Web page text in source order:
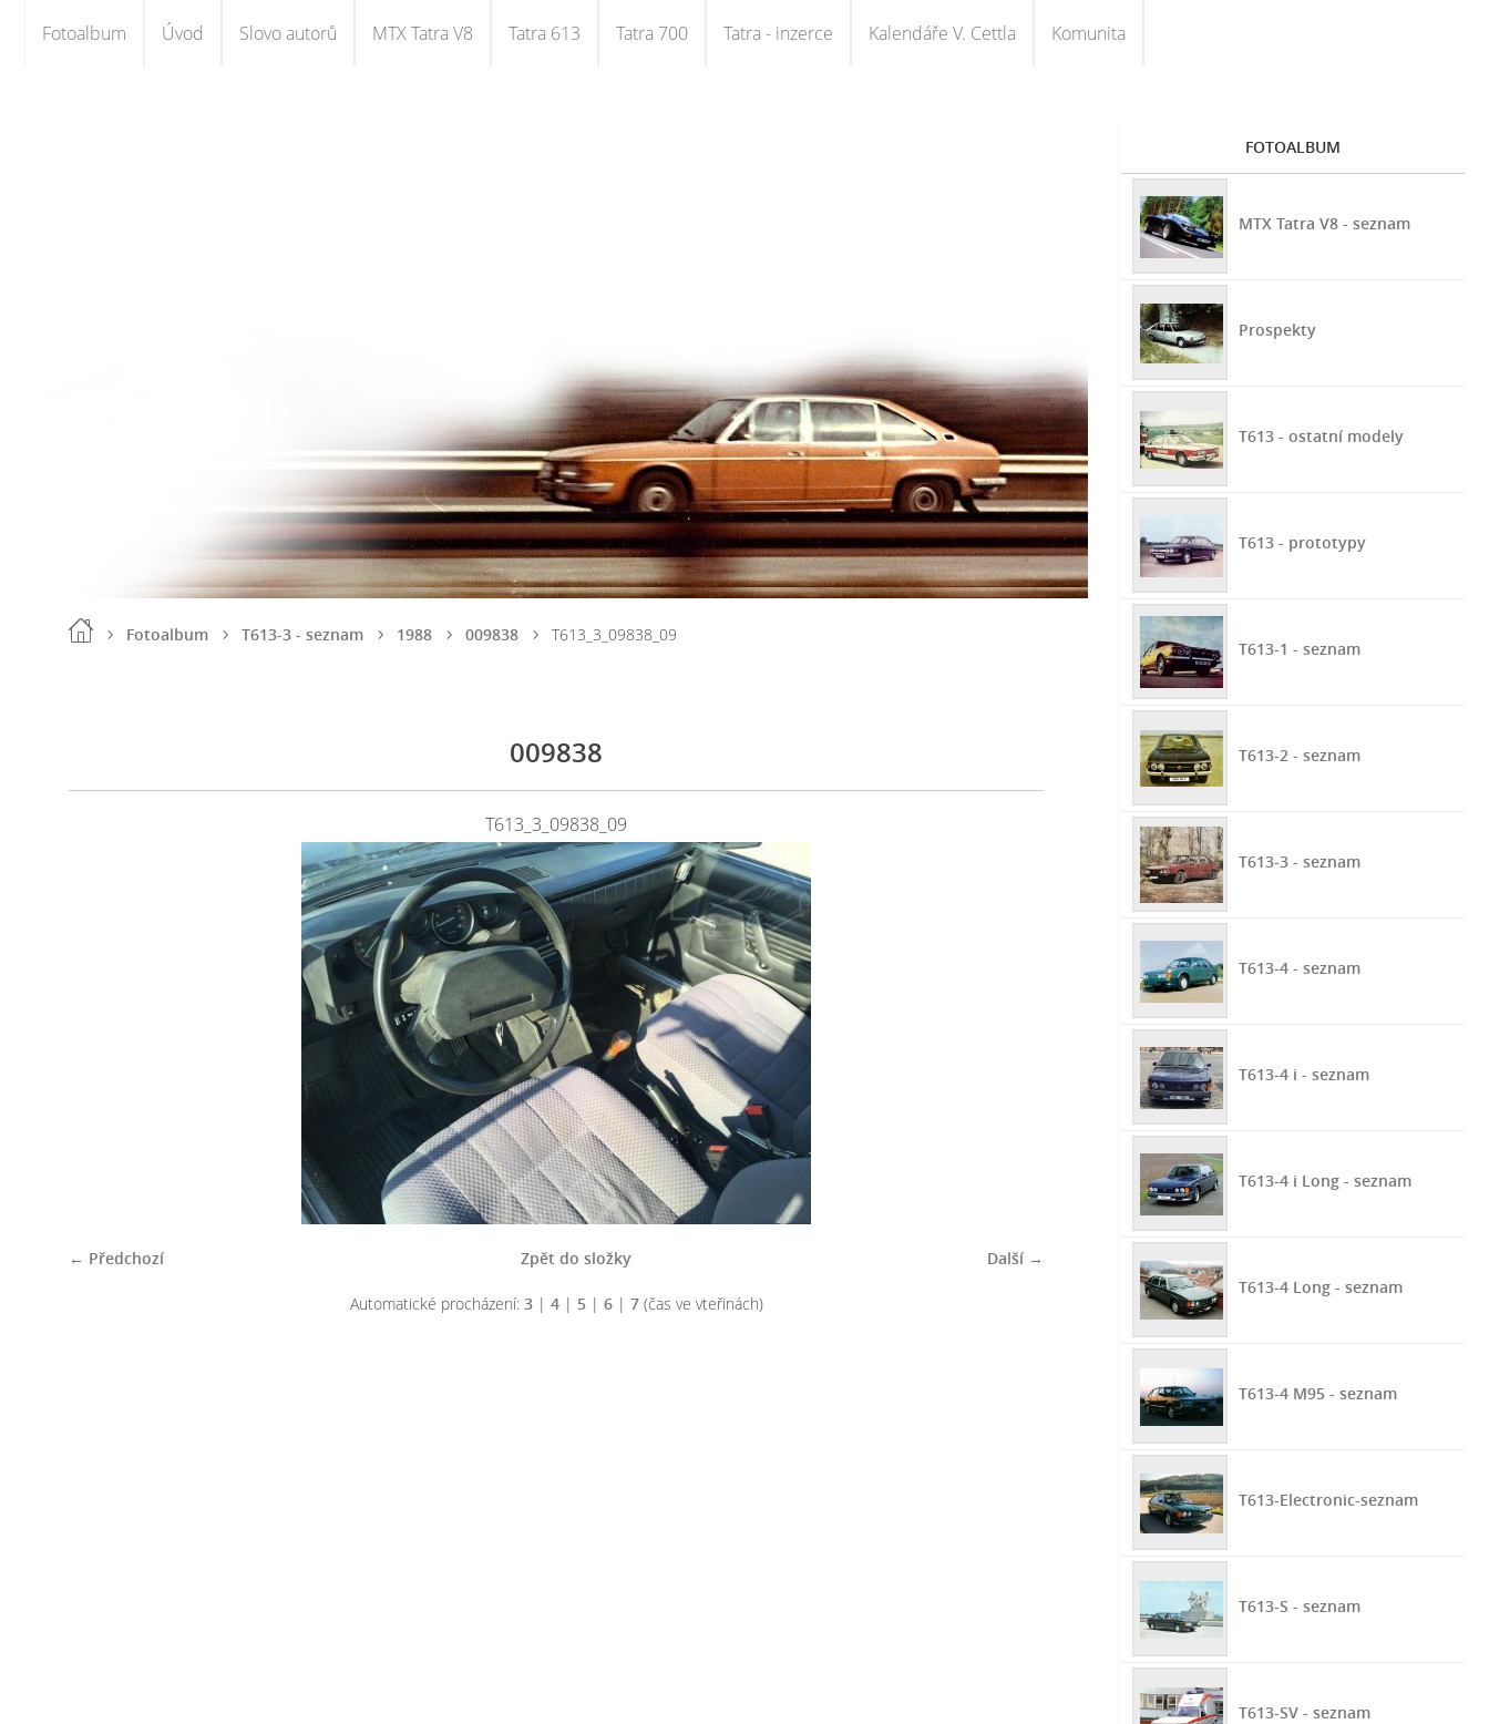
Fotoalbum Úvod Slovo autorů MTX Tatra V8 Tatra 613 Tatra 700 Tatra - inzerce Kalendáře V. Cettla Komunita
Fotoalbum T613-3 - seznam 1988 009838 T613_3_09838_09
009838
T613_3_09838_09
← Předchozí Další →
Zpět do složky
Automatické procházení: 3| 4| 5| 6| 7(čas ve vteřinách)
FOTOALBUM
MTX Tatra V8 - seznam
Prospekty
T613 - ostatní modely
T613 - prototypy
T613-1 - seznam
T613-2 - seznam
T613-3 - seznam
T613-4 - seznam
T613-4 i - seznam
T613-4 i Long - seznam
T613-4 Long - seznam
T613-4 M95 - seznam
T613-Electronic-seznam
T613-S - seznam
T613-SV - seznam